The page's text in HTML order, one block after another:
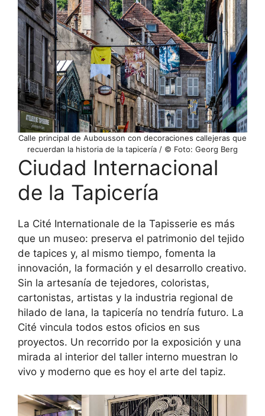
Calle principal de Aubousson con decoraciones callejeras que
recuerdan la historia de la tapicería / © Foto: Georg Berg
Ciudad Internacional
de la Tapicería
La Cité Internationale de la Tapisserie es más
que un museo: preserva el patrimonio del tejido
de tapices y, al mismo tiempo, fomenta la
innovación, la formación y el desarrollo creativo.
Sin la artesanía de tejedores, coloristas,
cartonistas, artistas y la industria regional de
hilado de lana, la tapicería no tendría futuro. La
Cité vincula todos estos oficios en sus
proyectos. Un recorrido por la exposición y una
mirada al interior del taller interno muestran lo
vivo y moderno que es hoy el arte del tapiz.